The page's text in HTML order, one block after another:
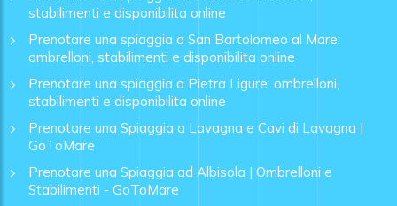
stabilimenti e disponibilita online
Prenotare una spiaggia a San Bartolomeo al Mare:
ombrelloni, stabilimenti e disponibilita online
Prenotare una spiaggia a Pietra Ligure: ombrelloni,
stabilimenti e disponibilita online
Prenotare una Spiaggia a Lavagna e Cavi di Lavagna |
GoToMare
Prenotare una Spiaggia ad Albisola | Ombrelloni e
Stabilimenti - GoToMare